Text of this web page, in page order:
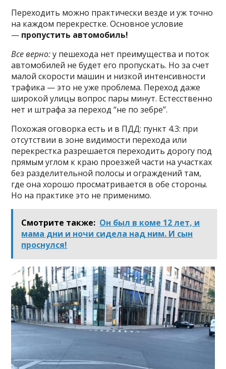
Переходить можно практически везде и уж точно
на каждом перекрестке. Основное условие
— пропустить автомобиль!
Все верно:у пешехода нет преимущества и поток
автомобилей не будет его пропускать. Но за счет
малой скорости машин и низкой интенсивности
трафика — это не уже проблема. Переход даже
широкой улицы вопрос пары минут. Естесственно
нет и штрафа за переход “не по зебре”.
Похожая оговорка есть и в ПДД: пункт 4.3: при
отсутствии в зоне видимости перехода или
перекрестка разрешается переходить дорогу под
прямым углом к краю проезжей части на участках
без разделительной полосы и ограждений там,
где она хорошо просматривается в обе стороны.
Но на практике это не применимо.
Смотрите также: Он был в коме 12 лет, и
мама дни и ночи сидела над ним. И сын
проснулся!